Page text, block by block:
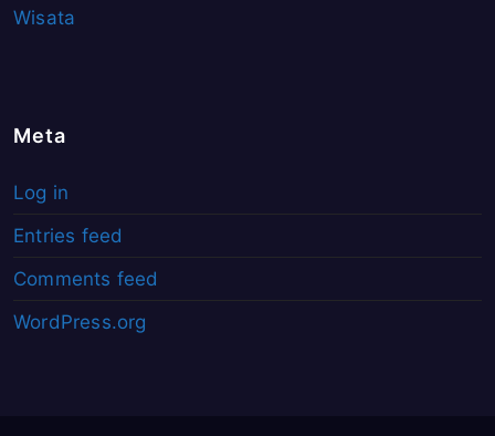
Wisata
Meta
Log in
Entries feed
Comments feed
WordPress.org